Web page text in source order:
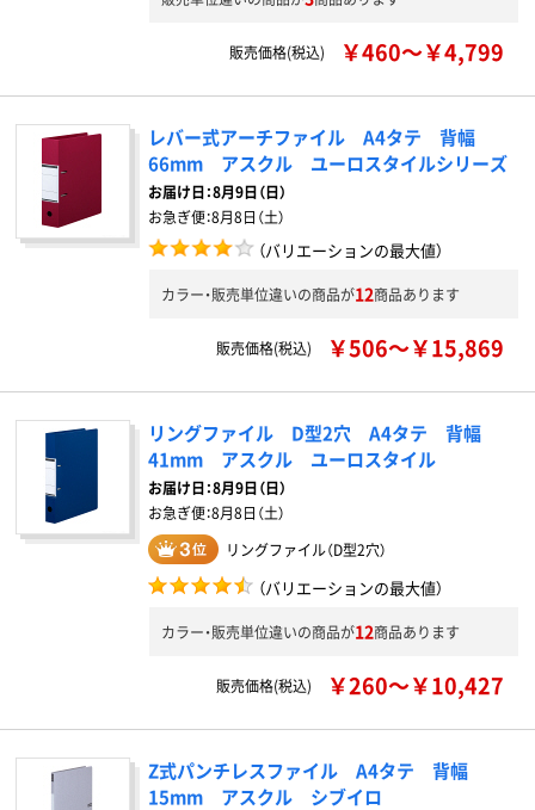
販売価格(税込) ￥460～￥4,799
レバー式アーチファイル A4タテ 背幅
66mm アスクル ユーロスタイルシリーズ
お届け日：8月9日（日）
お急ぎ便：8月8日（土）
（バリエーションの最大値）
カラー・販売単位違いの商品が12商品あります
販売価格(税込) ￥506～￥15,869
リングファイル D型2穴 A4タテ 背幅
41mm アスクル ユーロスタイル
お届け日：8月9日（日）
お急ぎ便：8月8日（土）
リングファイル（D型2穴）
（バリエーションの最大値）
カラー・販売単位違いの商品が12商品あります
販売価格(税込) ￥260～￥10,427
Z式パンチレスファイル A4タテ 背幅
15mm アスクル シブイロ